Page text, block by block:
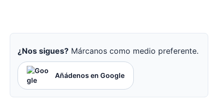
¿Nos sigues? Márcanos como medio preferente.
Añádenos en Google